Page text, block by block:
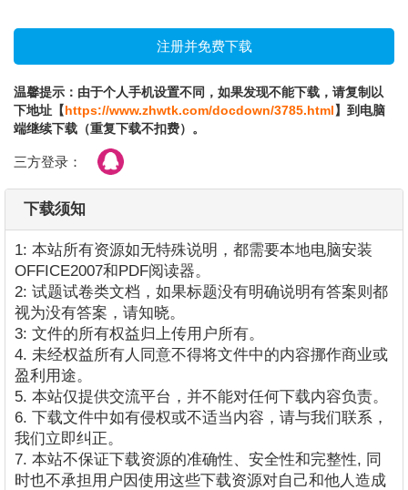
温馨提示：由于个人手机设置不同，如果发现不能下载，请复制以
下地址【https://www.zhwtk.com/docdown/3785.html】到电脑
端继续下载（重复下载不扣费）。
三方登录：
下载须知
1: 本站所有资源如无特殊说明，都需要本地电脑安装
OFFICE2007和PDF阅读器。
2: 试题试卷类文档，如果标题没有明确说明有答案则都
视为没有答案，请知晓。
3: 文件的所有权益归上传用户所有。
4. 未经权益所有人同意不得将文件中的内容挪作商业或
盈利用途。
5. 本站仅提供交流平台，并不能对任何下载内容负责。
6. 下载文件中如有侵权或不适当内容，请与我们联系，
我们立即纠正。
7. 本站不保证下载资源的准确性、安全性和完整性, 同
时也不承担用户因使用这些下载资源对自己和他人造成